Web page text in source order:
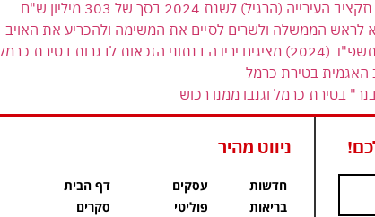
לשנת 2024 בסך של 303 מיליון ש"ח
לראש הממשלה ולשרים לסיים את המשימה ולהכריע את האויב
בטירת כרמל
האגמית בטירת כרמל
בטירת כרמל וגנבו ממנו רכוש
ניווט מהיר
חדשות
בריאות
עסקים
פוליטי
דף הבית
סקרים